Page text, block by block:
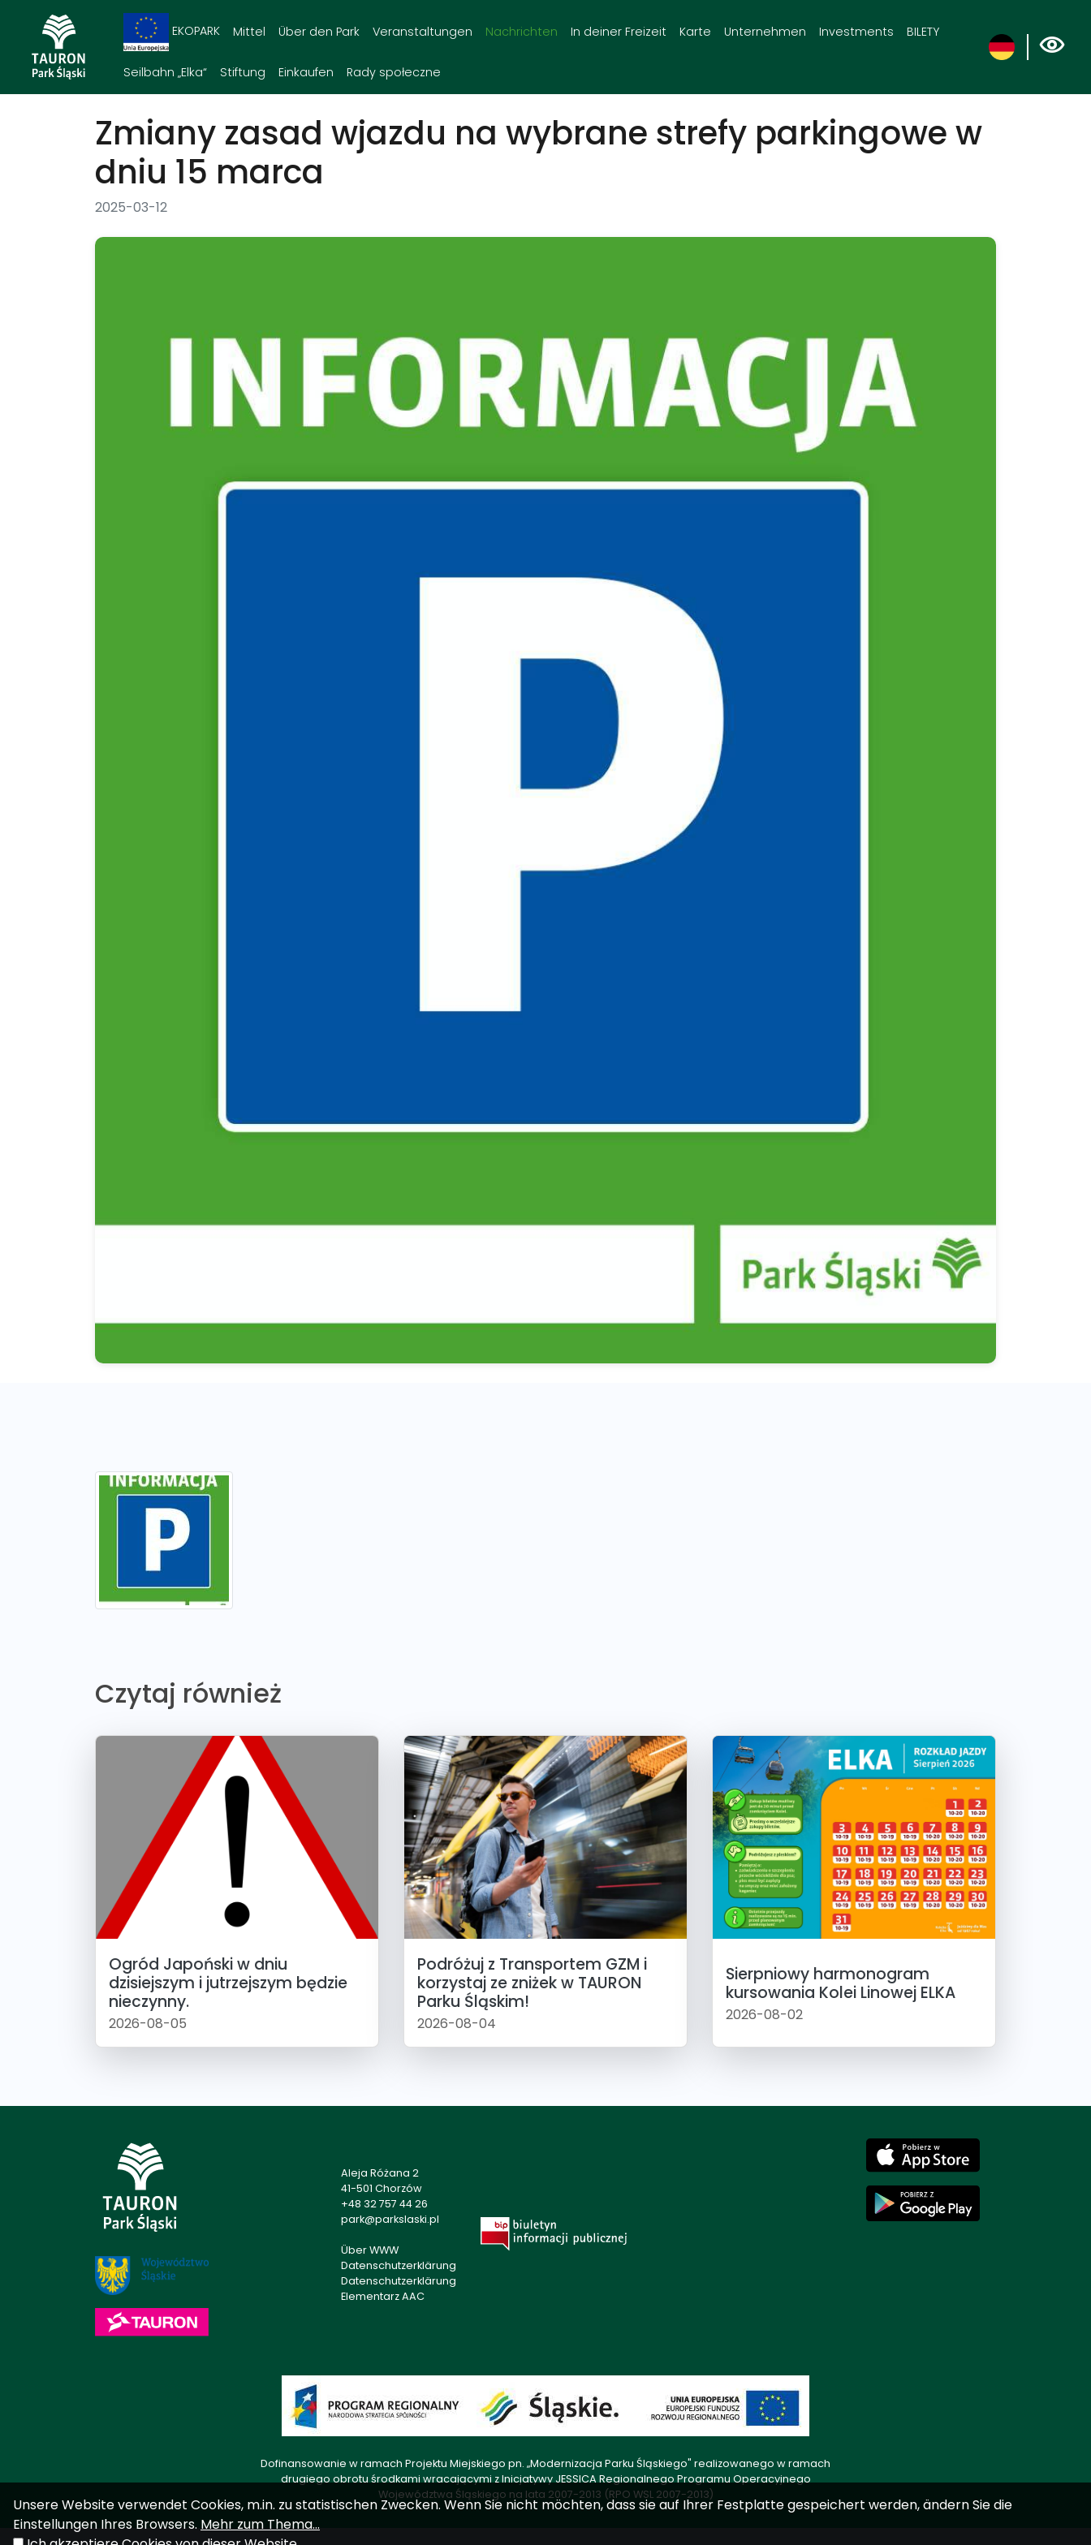
EKOPARK Mittel Über den Park Veranstaltungen Nachrichten In deiner Freizeit Karte Unternehmen Investments BILETY
Seilbahn „Elka“ Stiftung Einkaufen Rady społeczne
Zmiany zasad wjazdu na wybrane strefy parkingowe w
dniu 15 marca
2025-03-12
Czytaj również
Ogród Japoński w dniu
dzisiejszym i jutrzejszym będzie
nieczynny.
2026-08-05
Podróżuj z Transportem GZM i
korzystaj ze zniżek w TAURON
Parku Śląskim!
2026-08-04
Sierpniowy harmonogram
kursowania Kolei Linowej ELKA
2026-08-02
Aleja Różana 2
41-501 Chorzów
+48 32 757 44 26
park@parkslaski.pl
Über WWW
Datenschutzerklärung
Datenschutzerklärung
Elementarz AAC
Dofinansowanie w ramach Projektu Miejskiego pn. „Modernizacja Parku Śląskiego" realizowanego w ramach
drugiego obrotu środkami wracającymi z Inicjatywy JESSICA Regionalnego Programu Operacyjnego
Województwa Śląskiego na lata 2007-2013 (RPO WSL 2007-2013)
Unsere Website verwendet Cookies, m.in. zu statistischen Zwecken. Wenn Sie nicht möchten, dass sie auf Ihrer Festplatte gespeichert werden, ändern Sie die
Einstellungen Ihres Browsers. Mehr zum Thema...